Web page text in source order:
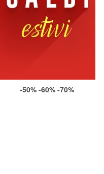
-50% -60% -70%